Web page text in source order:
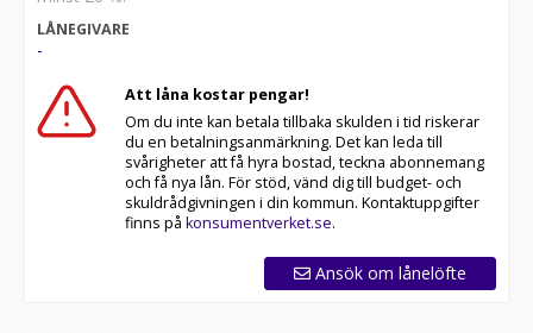
LÅNEGIVARE
-
Att låna kostar pengar!
Om du inte kan betala tillbaka skulden i tid riskerar
du en betalningsanmärkning. Det kan leda till
svårigheter att få hyra bostad, teckna abonnemang
och få nya lån. För stöd, vänd dig till budget- och
skuldrådgivningen i din kommun. Kontaktuppgifter
finns på konsumentverket.se.
Ansök om lånelöfte